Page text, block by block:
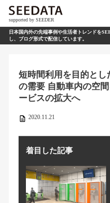
supported by SEEDER
日本国内外の先端事例や生活者トレンドを
し、ブログ形式で配信しています。
短時間利用を目的とし
の需要 自動車内の空
ービスの拡大へ
2020.11.21
着目した記事